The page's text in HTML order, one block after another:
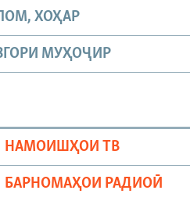
ХОҲАР
МУҲОҶИР
НАМОИШҲОИ ТВ
БАРНОМАҲОИ РАДИОӢ